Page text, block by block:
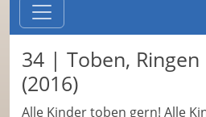
34 | Toben, Ringen
(2016)
Alle Kinder toben gern! Alle